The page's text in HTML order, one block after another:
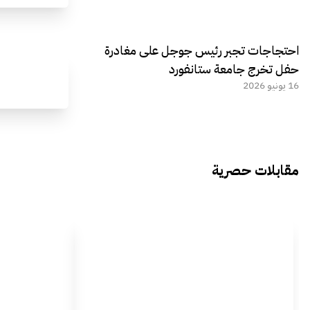
احتجاجات تجبر رئيس جوجل على مغادرة
حفل تخرج جامعة ستانفورد
16 يونيو 2026
مقابلات حصرية